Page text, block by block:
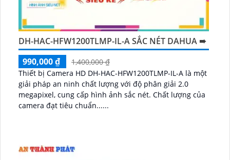
DH-HAC-HFW1200TLMP-IL-A SẮC NÉT DAHUA ➠
990,000 ₫
1,400,000 ₫
Thiết bị Camera HD DH-HAC-HFW1200TLMP-IL-A là một
giải pháp an ninh chất lượng với độ phân giải 2.0
megapixel, cung cấp hình ảnh sắc nét. Chất lượng của
camera đạt tiêu chuẩn......